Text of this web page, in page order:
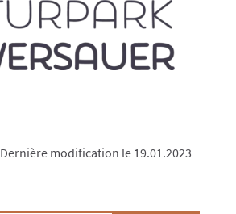
Dernière modification le 19.01.2023